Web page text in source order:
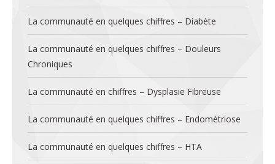
La communauté en quelques chiffres – Diabète
La communauté en quelques chiffres – Douleurs
Chroniques
La communauté en chiffres – Dysplasie Fibreuse
La communauté en quelques chiffres – Endométriose
La communauté en quelques chiffres – HTA